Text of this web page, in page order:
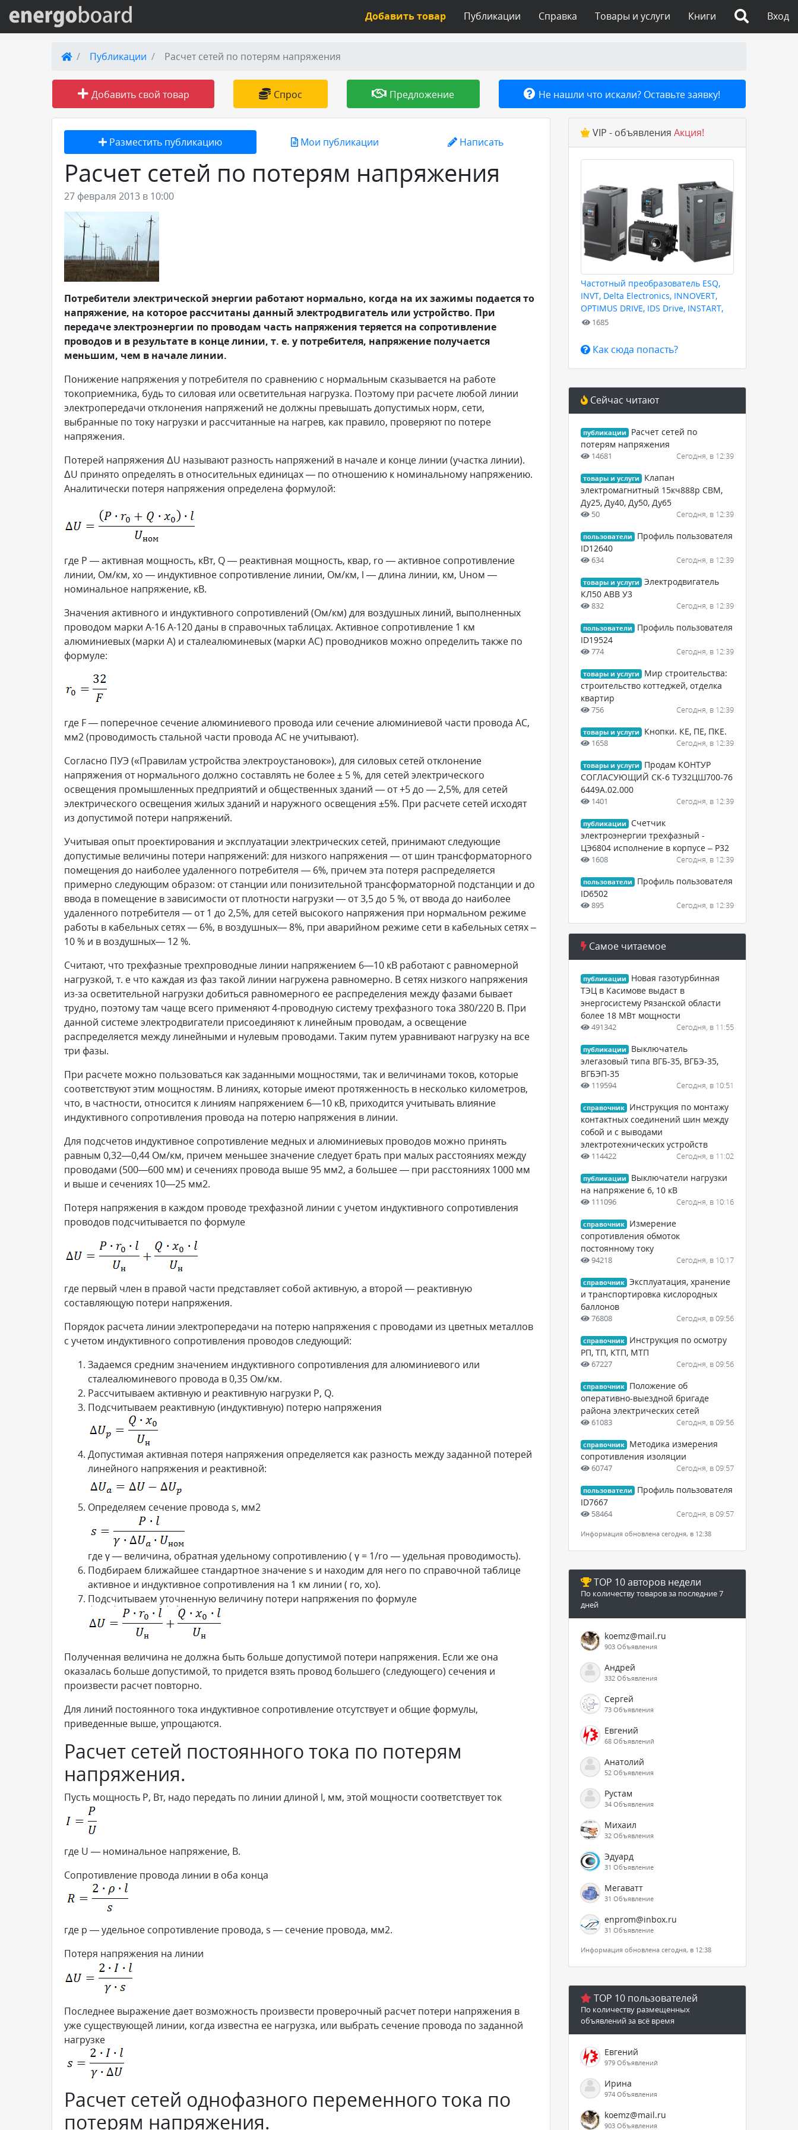
Вход на сайт
Поиск по сайту
Публикации
Товары и услуги
Добавить товар или услугу
Вход
Книги
Товары и услуги
Справка
Публикации
Добавить товар
Публикации Расчет сетей по потерям напряжения
Добавить свой товар Спрос Предложение Не нашли что искали? Оставьте заявку!
Разместить публикацию Мои публикации Написать
Расчет сетей по потерям напряжения
27 февраля 2013 в 10:00
Потребители электрической энергии работают нормально, когда на их зажимы подается то
напряжение, на которое рассчитаны данный электродвигатель или устройство. При
передаче электроэнергии по проводам часть напряжения теряется на сопротивление
проводов и в результате в конце линии, т. е. у потребителя, напряжение получается
меньшим, чем в начале линии.
Понижение напряжения у потребителя по сравнению с нормальным сказывается на работе
токоприемника, будь то силовая или осветительная нагрузка. Поэтому при расчете любой линии
электропередачи отклонения напряжений не должны превышать допустимых норм, сети,
выбранные по току нагрузки и рассчитанные на нагрев, как правило, проверяют по потере
напряжения.
Потерей напряжения ΔU называют разность напряжений в начале и конце линии (участка линии).
ΔU принято определять в относительных единицах — по отношению к номинальному напряжению.
Аналитически потеря напряжения определена формулой:
где P — активная мощность, кВт, Q — реактивная мощность, квар, ro — активное сопротивление
линии, Ом/км, xo — индуктивное сопротивление линии, Ом/км, l — длина линии, км, Uном —
номинальное напряжение, кВ.
Значения активного и индуктивного сопротивлений (Ом/км) для воздушных линий, выполненных
проводом марки А-16 А-120 даны в справочных таблицах. Активное сопротивление 1 км
алюминиевых (марки А) и сталеалюминевых (марки АС) проводников можно определить также по
формуле:
где F — поперечное сечение алюминиевого провода или сечение алюминиевой части провода АС,
мм2 (проводимость стальной части провода АС не учитывают).
Согласно ПУЭ («Правилам устройства электроустановок»), для силовых сетей отклонение
напряжения от нормального должно составлять не более ± 5 %, для сетей электрического
освещения промышленных предприятий и общественных зданий — от +5 до — 2,5%, для сетей
электрического освещения жилых зданий и наружного освещения ±5%. При расчете сетей исходят
из допустимой потери напряжений.
Учитывая опыт проектирования и эксплуатации электрических сетей, принимают следующие
допустимые величины потери напряжений: для низкого напряжения — от шин трансформаторного
помещения до наиболее удаленного потребителя — 6%, причем эта потеря распределяется
примерно следующим образом: от станции или понизительной трансформаторной подстанции и до
ввода в помещение в зависимости от плотности нагрузки — от 3,5 до 5 %, от ввода до наиболее
удаленного потребителя — от 1 до 2,5%, для сетей высокого напряжения при нормальном режиме
работы в кабельных сетях — 6%, в воздушных— 8%, при аварийном режиме сети в кабельных сетях –
10 % и в воздушных— 12 %.
Считают, что трехфазные трехпроводные линии напряжением 6—10 кВ работают с равномерной
нагрузкой, т. е что каждая из фаз такой линии нагружена равномерно. В сетях низкого напряжения
из-за осветительной нагрузки добиться равномерного ее распределения между фазами бывает
трудно, поэтому там чаще всего применяют 4-проводную систему трехфазного тока 380/220 В. При
данной системе электродвигатели присоединяют к линейным проводам, а освещение
распределяется между линейными и нулевым проводами. Таким путем уравнивают нагрузку на все
три фазы.
При расчете можно пользоваться как заданными мощностями, так и величинами токов, которые
соответствуют этим мощностям. В линиях, которые имеют протяженность в несколько километров,
что, в частности, относится к линиям напряжением 6—10 кВ, приходится учитывать влияние
индуктивного сопротивления провода на потерю напряжения в линии.
Для подсчетов индуктивное сопротивление медных и алюминиевых проводов можно принять
равным 0,32—0,44 Ом/км, причем меньшее значение следует брать при малых расстояниях между
проводами (500—600 мм) и сечениях провода выше 95 мм2, а большее — при расстояниях 1000 мм
и выше и сечениях 10—25 мм2.
Потеря напряжения в каждом проводе трехфазной линии с учетом индуктивного сопротивления
проводов подсчитывается по формуле
где первый член в правой части представляет собой активную, а второй — реактивную
составляющую потери напряжения.
Порядок расчета линии электропередачи на потерю напряжения с проводами из цветных металлов
с учетом индуктивного сопротивления проводов следующий:
Задаемся средним значением индуктивного сопротивления для алюминиевого или
сталеалюминевого провода в 0,35 Ом/км.
Рассчитываем активную и реактивную нагрузки P, Q.
Подсчитываем реактивную (индуктивную) потерю напряжения
Допустимая активная потеря напряжения определяется как разность между заданной потерей
линейного напряжения и реактивной:
Определяем сечение провода s, мм2
где γ — величина, обратная удельному сопротивлению ( γ = 1/ro — удельная проводимость).
Подбираем ближайшее стандартное значение s и находим для него по справочной таблице
активное и индуктивное сопротивления на 1 км линии ( ro, хо).
Подсчитываем уточненную величину потери напряжения по формуле
Полученная величина не должна быть больше допустимой потери напряжения. Если же она
оказалась больше допустимой, то придется взять провод большего (следующего) сечения и
произвести расчет повторно.
Для линий постоянного тока индуктивное сопротивление отсутствует и общие формулы,
приведенные выше, упрощаются.
Расчет сетей постоянного тока по потерям
напряжения.
Пусть мощность P, Вт, надо передать по линии длиной l, мм, этой мощности соответствует ток
где U — номинальное напряжение, В.
Сопротивление провода линии в оба конца
где р — удельное сопротивление провода, s — сечение провода, мм2.
Потеря напряжения на линии
Последнее выражение дает возможность произвести проверочный расчет потери напряжения в
уже существующей линии, когда известна ее нагрузка, или выбрать сечение провода по заданной
нагрузке
Расчет сетей однофазного переменного тока по
потерям напряжения.
VIP - объявления Акция!
Частотный преобразователь ESQ,
INVT, Delta Electronics, INNOVERT,
OPTIMUS DRIVE, IDS Drive, INSTART,
HYUNDAI для любых задач
1685
Как сюда попасть?
Сейчас читают
публикации
Расчет сетей по
потерям напряжения
14681 Сегодня, в 12:39
товары и услуги
Клапан
электромагнитный 15кч888р СВМ,
Ду25, Ду40, Ду50, Ду65
50 Сегодня, в 12:39
пользователи
Профиль пользователя
ID12640
634 Сегодня, в 12:39
товары и услуги
Электродвигатель
КЛ50 АВВ У3
832 Сегодня, в 12:39
пользователи
Профиль пользователя
ID19524
774 Сегодня, в 12:39
товары и услуги
Мир строительства:
строительство коттеджей, отделка
квартир
756 Сегодня, в 12:39
товары и услуги Кнопки. КЕ, ПЕ, ПКЕ.
1658 Сегодня, в 12:39
товары и услуги
Продам КОНТУР
СОГЛАСУЮЩИЙ СК-6 ТУ32ЦШ700-76
6449А.02.000
1401 Сегодня, в 12:39
публикации
Счетчик
электроэнергии трехфазный -
ЦЭ6804 исполнение в корпусе – Р32
1608 Сегодня, в 12:39
пользователи
Профиль пользователя
ID6502
895 Сегодня, в 12:39
Самое читаемое
публикации
Новая газотурбинная
ТЭЦ в Касимове выдаст в
энергосистему Рязанской области
более 18 МВт мощности
491342 Сегодня, в 11:55
публикации
Выключатель
элегазовый типа ВГБ-35, ВГБЭ-35,
ВГБЭП-35
119594 Сегодня, в 10:51
справочник
Инструкция по монтажу
контактных соединений шин между
собой и с выводами
электротехнических устройств
114422 Сегодня, в 11:02
публикации
Выключатели нагрузки
на напряжение 6, 10 кВ
111096 Сегодня, в 10:16
справочник
Измерение
сопротивления обмоток
постоянному току
94218 Сегодня, в 10:17
справочник Эксплуатация, хранение
и транспортировка кислородных
баллонов
76808 Сегодня, в 09:56
справочник
Инструкция по осмотру
РП, ТП, КТП, МТП
67227 Сегодня, в 09:56
справочник
Положение об
оперативно-выездной бригаде
района электрических сетей
61083 Сегодня, в 09:56
справочник
Методика измерения
сопротивления изоляции
60747 Сегодня, в 09:57
пользователи
Профиль пользователя
ID7667
58464 Сегодня, в 09:57
Информация обновлена сегодня, в 12:38
TOP 10 авторов недели
По количеству товаров за последние 7
дней
koemz@mail.ru
903 Объявления
Андрей
332 Объявления
Сергей
73 Объявления
Евгений
68 Объявлений
Анатолий
52 Объявления
Рустам
34 Объявления
Михаил
32 Объявления
Эдуард
31 Объявление
Мегаватт
31 Объявление
enprom@inbox.ru
31 Объявление
Информация обновлена сегодня, в 12:38
TOP 10 пользователей
По количеству размещенных
объявлений за всё время
Евгений
979 Объявлений
Ирина
974 Объявления
koemz@mail.ru
903 Объявления